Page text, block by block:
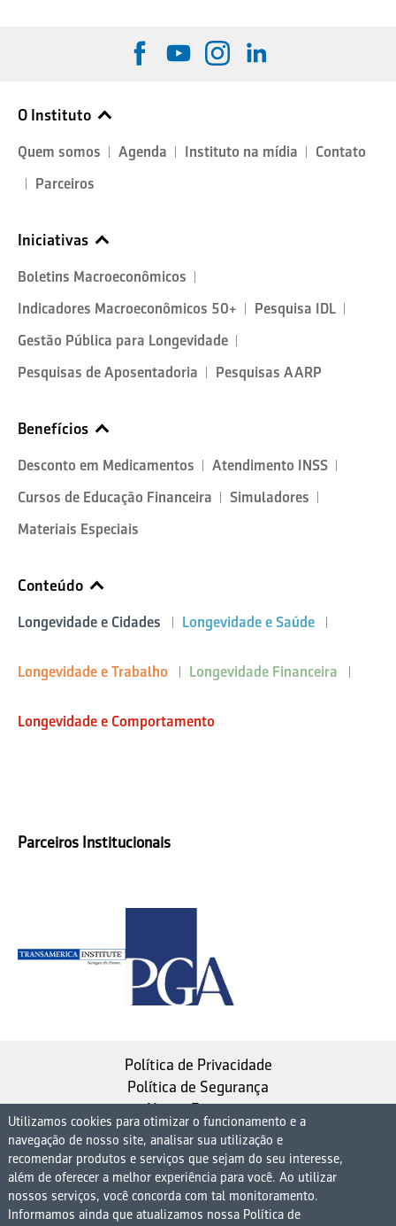
O Instituto
Quem somos Agenda Instituto na mídia
Contato
Parceiros
Iniciativas
Boletins Macroeconômicos
Indicadores Macroeconômicos 50+
Pesquisa IDL
Gestão Pública para Longevidade
Pesquisas de Aposentadoria
Pesquisas AARP
Benefícios
Desconto em Medicamentos
Atendimento INSS
Cursos de Educação Financeira
Simuladores
Materiais Especiais
Conteúdo
Longevidade e Cidades Longevidade e Saúde
Longevidade e Trabalho Longevidade Financeira
Longevidade e Comportamento
Parceiros Institucionais
Política de Privacidade
Política de Segurança
Nosso Estatuto
Instituto de Longevidade MAG, uma empresa do
Grupo MAG
| CNPJ 08.474.765/0001-75
Avenida Presidente Juscelino Kubitschek, 1830, 15º
Utilizamos cookies para otimizar o funcionamento e a
navegação de nosso site, analisar sua utilização e
recomendar produtos e serviços que sejam do seu interesse,
além de oferecer a melhor experiência para você. Ao utilizar
nossos serviços, você concorda com tal monitoramento.
Informamos ainda que atualizamos nossa Política de